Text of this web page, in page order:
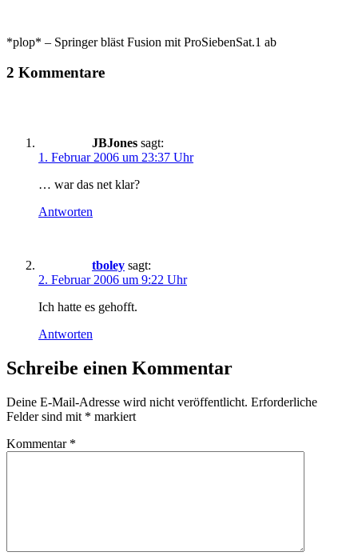
*plop* – Springer bläst Fusion mit ProSiebenSat.1 ab
2 Kommentare
JBJones sagt:
1. Februar 2006 um 23:37 Uhr
… war das net klar?
Antworten
tboley sagt:
2. Februar 2006 um 9:22 Uhr
Ich hatte es gehofft.
Antworten
Schreibe einen Kommentar
Deine E-Mail-Adresse wird nicht veröffentlicht. Erforderliche
Felder sind mit * markiert
Kommentar *